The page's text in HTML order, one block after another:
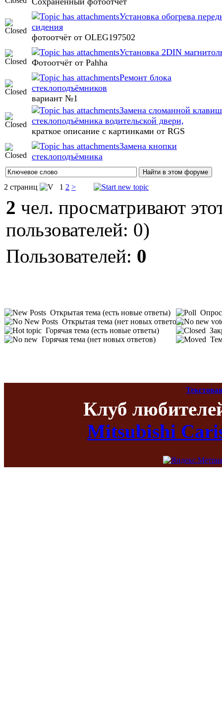
Установка обогрева
сидения
фотоотчёт от OLEG197502
Установка 2DIN
Фотоотчёт от Pahha
Ремонт блока
стеклоподъёмников
вариант №1
Замена сломанной
стеклоподъёмника водительской двери,
краткое описание с картинками от RGS
Замена кнопки
стеклоподъёмника
2 страниц 1 2 >
2 чел. просматривают
пользователей: 0)
Пользователей: 0
Открытая тема (есть новые ответы)
Открытая тема (нет новых ответов)
Горячая тема (есть новые ответы)
Горячая тема (нет новых ответов)
Опрос
Клуб
Mitsubishi